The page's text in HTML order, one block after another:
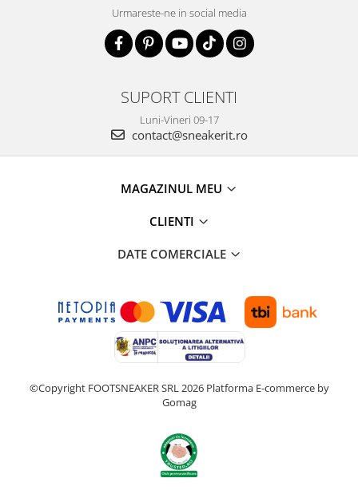
Urmareste-ne in social media
SUPORT CLIENTI
Luni-Vineri 09-17
contact@sneakerit.ro
MAGAZINUL MEU
CLIENTI
DATE COMERCIALE
©Copyright FOOTSNEAKER SRL 2026 Platforma E-commerce by
Gomag